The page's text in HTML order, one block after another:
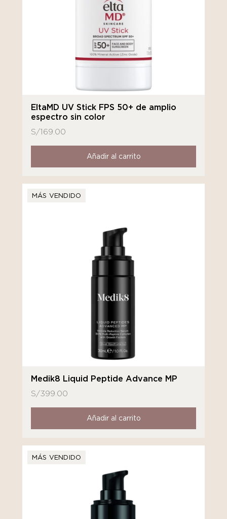
EltaMD UV Stick FPS 50+ de amplio
espectro sin color
S/169.00
Añadir al carrito
MÁS VENDIDO
Medik8 Liquid Peptide Advance MP
S/399.00
Añadir al carrito
MÁS VENDIDO